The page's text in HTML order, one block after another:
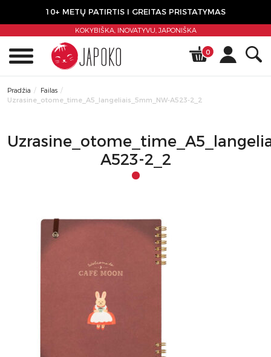
10+ METŲ PATIRTIS I GREITAS PRISTATYMAS
KOKYBIŠKA, INOVATYVU,JAPONIŠKA
0
Pradžia
Failas
Uzrasine_otome_time_A5_langeliais_5mm_NW-A523-2_2
A523-2_2